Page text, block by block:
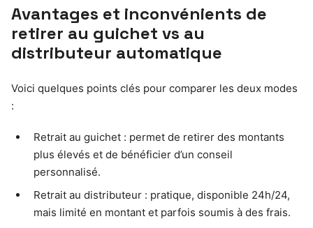
Avantages et inconvénients de
retirer au guichet vs au
distributeur automatique
Voici quelques points clés pour comparer les deux modes
:
Retrait au guichet : permet de retirer des montants
plus élevés et de bénéficier d’un conseil
personnalisé.
Retrait au distributeur : pratique, disponible 24h/24,
mais limité en montant et parfois soumis à des frais.